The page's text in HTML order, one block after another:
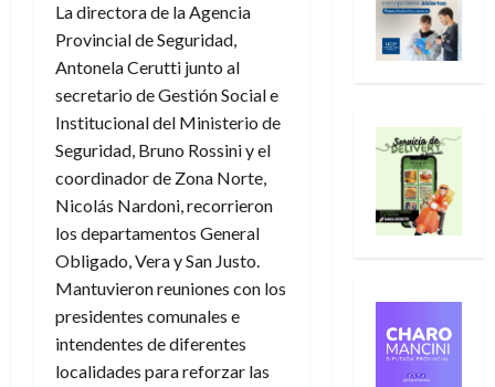
La directora de la Agencia
Provincial de Seguridad,
Antonela Cerutti junto al
secretario de Gestión Social e
Institucional del Ministerio de
Seguridad, Bruno Rossini y el
coordinador de Zona Norte,
Nicolás Nardoni, recorrieron
los departamentos General
Obligado, Vera y San Justo.
Mantuvieron reuniones con los
presidentes comunales e
intendentes de diferentes
localidades para reforzar las